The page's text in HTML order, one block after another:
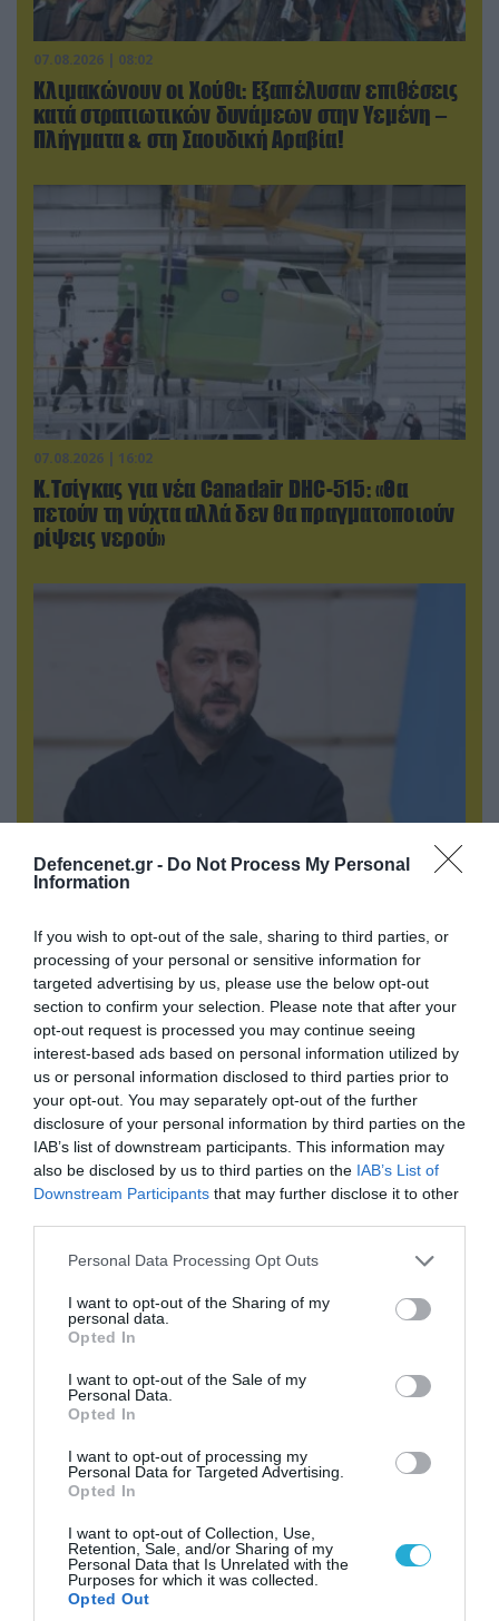
Defencenet.gr - Do Not Process My Personal
Information
If you wish to opt-out of the sale, sharing to third parties, or
processing of your personal or sensitive information for
targeted advertising by us, please use the below opt-out
section to confirm your selection. Please note that after your
opt-out request is processed you may continue seeing
interest-based ads based on personal information utilized by
us or personal information disclosed to third parties prior to
your opt-out. You may separately opt-out of the further
disclosure of your personal information by third parties on the
IAB’s list of downstream participants. This information may
also be disclosed by us to third parties on the IAB’s List of
Downstream Participants that may further disclose it to other
Please note that this website/app uses one or more Google
not limited to your visit or usage behaviour. You may click to
grant or deny consent to Google and its third-party tags to
use your data for below specified purposes in below Google
consent section.
Personal Data Processing Opt Outs
I want to opt-out of the Sharing of my
personal data.
Opted In
I want to opt-out of the Sale of my
Personal Data.
Opted In
I want to opt-out of processing my
Personal Data for Targeted Advertising.
Opted In
I want to opt-out of Collection, Use,
Retention, Sale, and/or Sharing of my
Personal Data that Is Unrelated with the
Purposes for which it was collected.
Opted Out
07.08.2026 | 08:02
Κλιμακώνουν οι Χούθι: Eξαπέλυσαν επιθέσεις
κατά στρατιωτικών δυνάμεων στην Υεμένη –
Πλήγματα & στη Σαουδική Αραβία!
07.08.2026 | 16:02
Κ.Τσίγκας για νέα Canadair DHC-515: «Θα
πετούν τη νύχτα αλλά δεν θα πραγματοποιούν
ρίψεις νερού»
07.08.2026 | 02:02
Στο Βελιγράδι ο Β.Ζελένσκι: «Πρέπει να
στρατόπεδο της Ρωσίας»
07.08.2026 | 08:02
από Σλαβιάνσκ και Κραματόρσκ στο Ντονέτσκ
ΠΟΛΙΤΙΚΗ